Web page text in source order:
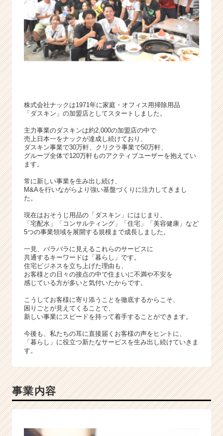
ス
カ
ウ
ト
が
届
イ
チ
ア
キ
ア
（C
e
e
r
C
a
r
e
e
r）
株式会社ナックは1971年に家庭・オフィス用掃除用品
「ダスキン」の加盟店としてスタートしました。
主力事業のダスキンは約2,000の加盟店の中で
売上日本一をナックが達成し続けており、
ダスキン事業で30万軒、クリクラ事業で50万軒、
グループ全体で120万軒ものアクティブユーザーを抱えてい
ます。
常に新しい事業を生み出し続け、
M&Aを行いながらより強い基盤づくりに注力してきまし
た。
現在はおそうじ用品の「ダスキン」にはじまり、
「宅配水」「コンサルティング」「住宅」「美容健康」など
5つの事業領域を展開する規模まで成長しました。
一見、バラバラに見えるこれらのサービスに
共通するキーワードは「暮らし」です。
住宅ビジネスを立ち上げた理由も、
お客様との日々の接点の中で住まいに不満や不安を
感じている方が多いと気付いたからです。
こうしてお客様に寄り添うことを徹底するからこそ、
困りごとが見えてくることで、
新しい事業にスピードを持って着手することができます。
今後も、私たちの耳に直接届くお客様の声をヒントに、
「暮らし」に役立つ新たなサービスを生み出し続けていきま
す。
事業内容